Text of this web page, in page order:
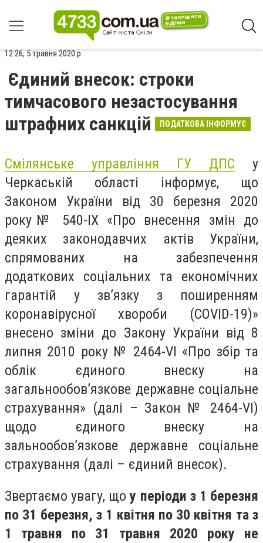
12:26, 5 травня 2020 р.
Єдиний внесок: строки
тимчасового незастосування
штрафних санкцій
ПОДАТКОВА ІНФОРМУЄ
Смілянське управління ГУ ДПС у
Черкаській області інформує, що
Законом України від 30 березня 2020
року№ 540-ІХ «Про внесення змін до
деяких законодавчих актів України,
спрямованих на забезпечення
додаткових соціальних та економічних
гарантій у зв’язку з поширенням
коронавірусної хвороби (COVID-19)»
внесено зміни до Закону України від 8
липня 2010 року № 2464-VI «Про збір та
облік єдиного внеску на
загальнообов’язкове державне соціальне
страхування» (далі – Закон № 2464-VI)
щодо єдиного внеску на
зальнообов’язкове державне соціальне
страхування (далі – єдиний внесок).
Звертаємо увагу, щоу періоди з 1 березня
по 31 березня, з 1 квітня по 30 квітня та з
1 травня по 31 травня 2020 року не